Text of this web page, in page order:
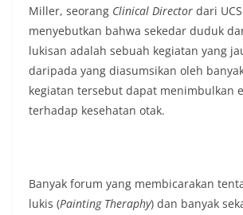
Miller, seorang Clinical Director dari
menyebutkan bahwa sekedar duduk
lukisan adalah sebuah kegiatan yang
daripada yang diasumsikan oleh
kegiatan tersebut dapat menimbulkan
terhadap kesehatan otak.
Banyak forum yang membicarakan
lukis (Painting Theraphy) dan banyak